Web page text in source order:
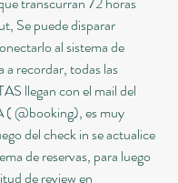
Se puede disparar
al sistema de
a recordar, todas las
llegan con el mail del
( @booking), es muy
del check in se actualice
de reservas, para luego
de review en